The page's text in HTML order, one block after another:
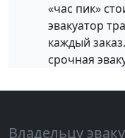
«час пик»
эвакуатор
каждый
срочная
Владельцу